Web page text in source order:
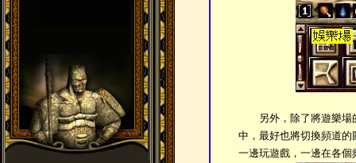
另外，除了將遊樂場
中，最好也將切換頻道
一邊玩遊戲，一邊在各個